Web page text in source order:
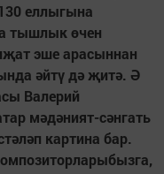
еллыгына
тышлык өчен
эше арасыннан
әйтү дә җитә. Ә
Валерий
мәдәният-сәнгать
картина бар.